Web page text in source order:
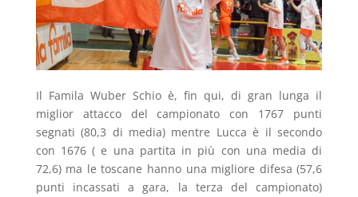
Il Famila Wuber Schio è, fin qui, di gran lunga il
miglior attacco del campionato con 1767 punti
segnati (80,3 di media) mentre Lucca è il secondo
con 1676 ( e una partita in più con una media di
72,6) ma le toscane hanno una migliore difesa (57,6
punti incassati a gara, la terza del campionato)